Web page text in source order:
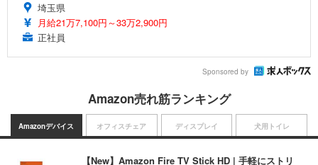
埼玉県
月給21万7,100円～33万2,900円
正社員
Sponsored by
Amazon売れ筋ランキング
Amazonデバイス
【New】Amazon Fire TV Stick HD | 手軽にストリ
オフィスチェア ディスプレイ 犬用トイレ